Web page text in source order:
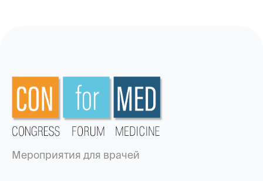
Мероприятия для врачей